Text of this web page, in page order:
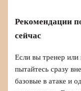
Рекомендации
сейчас
Если вы тренер
пытайтесь сразу
базовые в атаке и